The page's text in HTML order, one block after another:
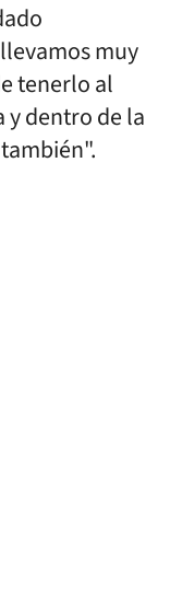
muy
tenerlo al
y dentro de la